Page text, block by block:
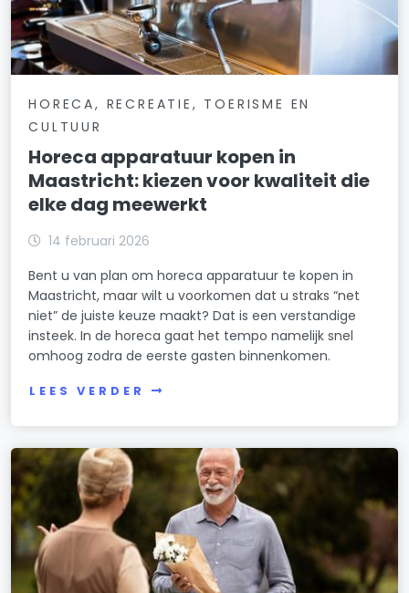
HORECA, RECREATIE, TOERISME EN
CULTUUR
Horeca apparatuur kopen in
Maastricht: kiezen voor kwaliteit die
elke dag meewerkt
14 februari 2026
Bent u van plan om horeca apparatuur te kopen in
Maastricht, maar wilt u voorkomen dat u straks “net
niet” de juiste keuze maakt? Dat is een verstandige
insteek. In de horeca gaat het tempo namelijk snel
omhoog zodra de eerste gasten binnenkomen.
LEES VERDER